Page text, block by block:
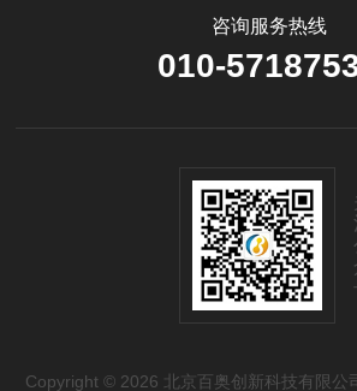
咨询服务热线
010-
Copyright © 2026 北京百奥创新科技有限公